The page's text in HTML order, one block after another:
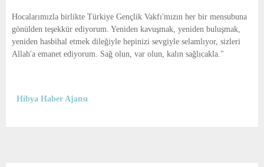
Hocalarımızla birlikte Türkiye Gençlik Vakfı'mızın her bir mensubuna
gönülden teşekkür ediyorum. Yeniden kavuşmak, yeniden buluşmak,
yeniden hasbihal etmek dileğiyle hepinizi sevgiyle selamlıyor, sizleri
Allah'a emanet ediyorum. Sağ olun, var olun, kalın sağlıcakla."
Hibya Haber Ajansı